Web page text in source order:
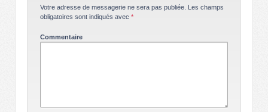
Votre adresse de messagerie ne sera pas publiée.
Les champs
obligatoires sont indiqués avec *
Commentaire